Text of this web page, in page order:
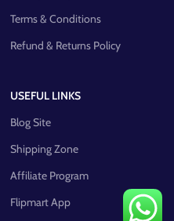
Terms & Conditions
Refund & Returns Policy
USEFUL LINKS
Blog Site
Shipping Zone
Affiliate Program
Flipmart App